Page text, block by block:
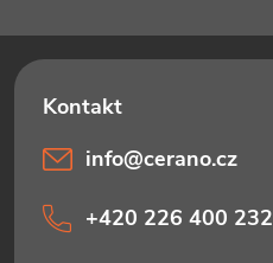
info@cerano.cz
+420 226 400 232